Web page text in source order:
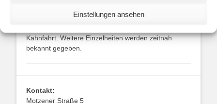
Einstellungen ansehen
Gesellschaft e.V. Berlin-Brandenburg die einzigartige
Kahnfahrt. Weitere Einzelheiten werden zeitnah
bekannt gegeben.
Kontakt:
Motzener Straße 5